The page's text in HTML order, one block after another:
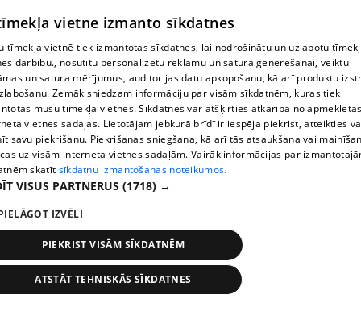
Zvanīt vai gaidīt zvanu? Dita Grauda par saziņas
etiķeti starp paaudzēm
17. epizode
pirms 2 mēnešiem, 3 nedēļām
vietne izmanto sīkdatnes
tīmekļa vietnē tiek izmantotas sīkdatnes, lai nodrošinātu un uzlabotu
darbību., nosūtītu personalizētu reklāmu un satura ģenerēšanai, veiktu
un satura mērījumus, auditorijas datu apkopošanu, kā arī produktu
Zemāk sniedzam informāciju par visām sīkdatnēm, kuras tiek
mūsu tīmekļa vietnēs. Sīkdatnes var atšķirties atkarībā no
vietnes sadaļas. Lietotājam jebkurā brīdī ir iespēja piekrist, atteikties
savu piekrišanu. Piekrišanas sniegšana, kā arī tās atsaukšana vai
uz visām interneta vietnes sadaļām. Vairāk informācijas par
skatīt sīkdatņu izmantošanas noteikumos.
VISUS PARTNERUS (1718) →
IZVĒLI
PIEKRIST VISĀM SĪKDATNĒM
ATSTĀT TEHNISKĀS SĪKDATNES